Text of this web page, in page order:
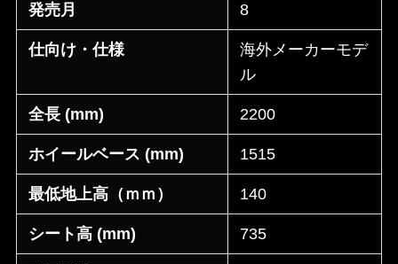
発売月 8
仕向け・仕様
海外メーカーモデ
ル
全長 (mm) 2200
ホイールベース (mm) 1515
最低地上高（ｍｍ） 140
シート高 (mm) 735